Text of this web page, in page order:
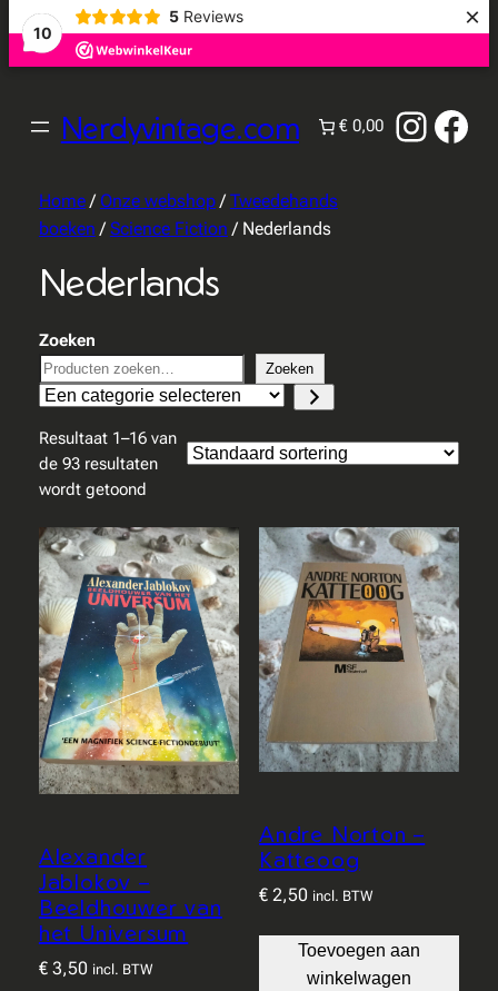
10
5 Reviews ×
Nerdyvintage.com € 0,00
Home/ Onze webshop/ Tweedehands
boeken / Science Fiction / Nederlands
Nederlands
Zoeken
Zoeken
Een
selecteren
Resultaat 1–16 van
de 93 resultaten
wordt getoond
Alexander
Jablokov –
Beeldhouwer van
het Universum
€3,50 incl. BTW
Andre Norton –
Katteoog
€ 2,50 incl. BTW
Toevoegen aan
winkelwagen